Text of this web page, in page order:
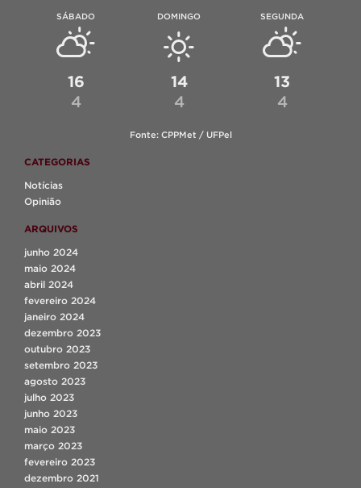
SÁBADO
16
4
DOMINGO
14
4
SEGUNDA
13
4
Fonte: CPPMet / UFPel
CATEGORIAS
Notícias
Opinião
ARQUIVOS
junho 2024
maio 2024
abril 2024
fevereiro 2024
janeiro 2024
dezembro 2023
outubro 2023
setembro 2023
agosto 2023
julho 2023
junho 2023
maio 2023
março 2023
fevereiro 2023
dezembro 2021